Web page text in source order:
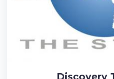
Discovery